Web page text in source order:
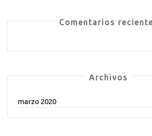
Comentarios
Archivos
marzo 2020